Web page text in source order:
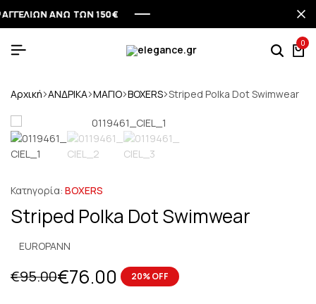
ΑΝΩ ΤΩΝ 150€
ΑΝΩ ΤΩΝ 150€
ΑΝΩ ΤΩΝ 150€
ΑΝΩ ΤΩΝ 150€
0
Αρχική ΑΝΔΡΙΚΑ ΜΑΓΙΟ BOXERS Striped Polka Dot Swimwear
Κατηγορία: BOXERS
Striped Polka Dot Swimwear
EUROPANN
€95.00€76.00 20% OFF